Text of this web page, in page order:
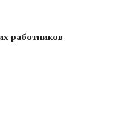
работников